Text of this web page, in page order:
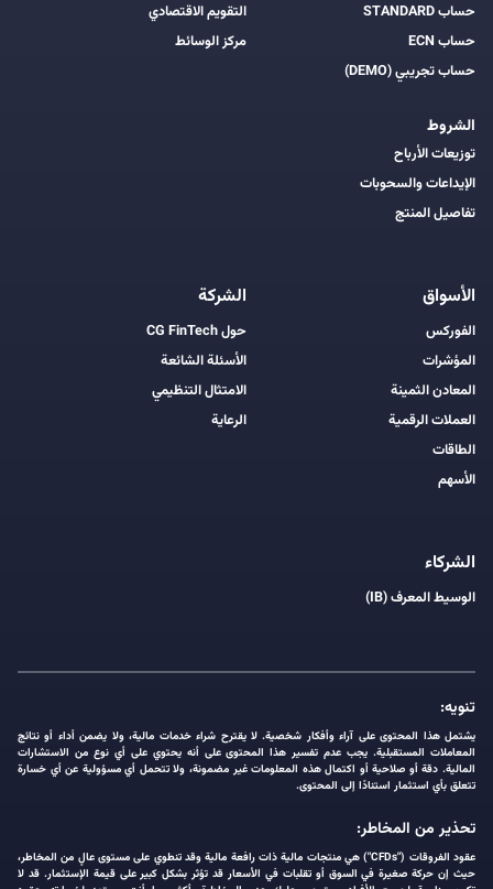
حساب STANDARD
حساب ECN
حساب تجريبي (DEMO)
الشروط
توزيعات الأرباح
الإيداعات والسحوبات
تفاصيل المنتج
التقويم الاقتصادي
مركز الوسائط
الأسواق
الفوركس
المؤشرات
المعادن الثمينة
العملات الرقمية
الطاقات
الأسهم
الشركة
حول CG FinTech
الأسئلة الشائعة
الامتثال التنظيمي
الرعاية
الشركاء
الوسيط المعرف (IB)
تنويه:
يشتمل هذا المحتوى على آراء وأفكار شخصية. لا يقترح شراء خدمات مالية، ولا يضمن أداء أو نتائج
المعاملات المستقبلية. يجب عدم تفسير هذا المحتوى على أنه يحتوي على أي نوع من الاستشارات
المالية. دقة أو صلاحية أو اكتمال هذه المعلومات غير مضمونة، ولا تتحمل أي مسؤولية عن أي خسارة
تتعلق بأي استثمار استنادًا إلى المحتوى.
تحذير من المخاطر:
عقود الفروقات ("CFDs") هي منتجات مالية ذات رافعة مالية وقد تنطوي على مستوى عالٍ من المخاطر،
حيث إن حركة صغيرة في السوق أو تقلبات في الأسعار قد تؤثر بشكل كبير على قيمة الإستثمار. قد لا